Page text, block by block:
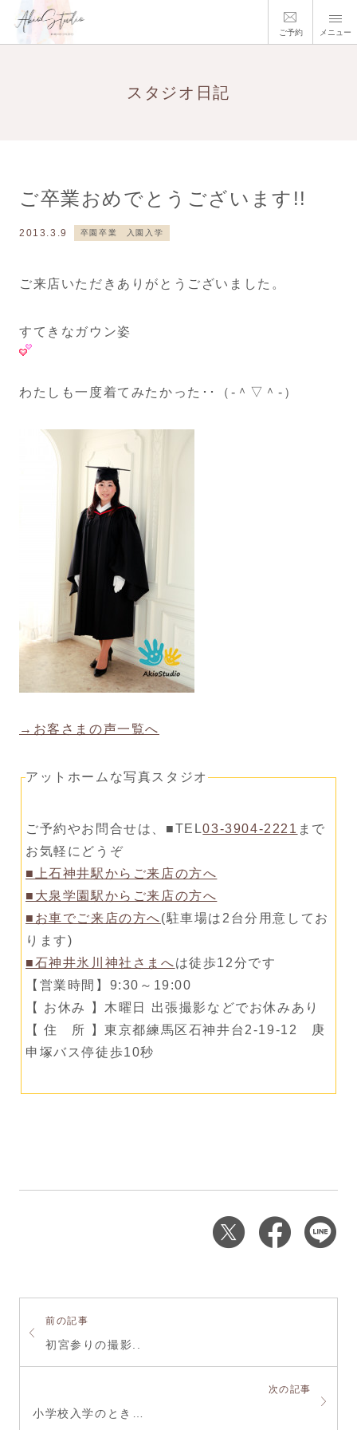
ご予約 メニュー
スタジオ日記
ご卒業おめでとうございます!!
2013.3.9 卒園卒業 入園入学
ご来店いただきありがとうございました。
すてきなガウン姿
わたしも一度着てみたかった･･（‐＾▽＾‐）
→お客さまの声一覧へ
アットホームな写真スタジオ
ご予約やお問合せは、■TEL03-3904-2221 まで
お気軽にどうぞ
■上石神井駅からご来店の方へ
■大泉学園駅からご来店の方へ
■お車でご来店の方へ(駐車場は2台分用意してお
ります)
■石神井氷川神社さまへは徒歩12分です
【営業時間】9:30～19:00
【 お休み 】木曜日 出張撮影などでお休みあり
【 住 所 】東京都練馬区石神井台2-19-12 庚
申塚バス停徒歩10秒
前の記事
初宮参りの撮影..
次の記事
小学校入学のとき…